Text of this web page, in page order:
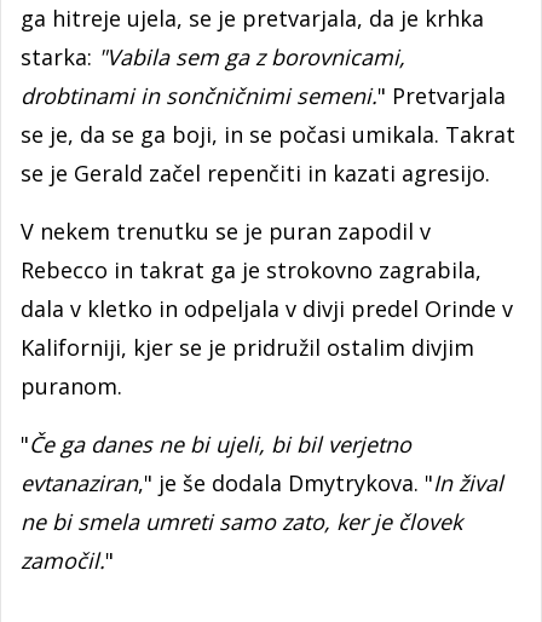
ga hitreje ujela, se je pretvarjala, da je krhka
starka: "Vabila sem ga z borovnicami,
drobtinami in sončničnimi semeni." Pretvarjala
se je, da se ga boji, in se počasi umikala. Takrat
se je Gerald začel repenčiti in kazati agresijo.
V nekem trenutku se je puran zapodil v
Rebecco in takrat ga je strokovno zagrabila,
dala v kletko in odpeljala v divji predel Orinde v
Kaliforniji, kjer se je pridružil ostalim divjim
puranom.
"Če ga danes ne bi ujeli, bi bil verjetno
evtanaziran," je še dodala Dmytrykova. "In žival
ne bi smela umreti samo zato, ker je človek
zamočil."